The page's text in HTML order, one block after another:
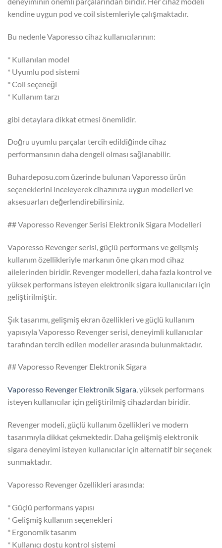
kendine uygun pod ve coil sistemleriyle çalışmaktadır.
Bu nedenle Vaporesso cihaz kullanıcılarının:
* Kullanılan model
* Uyumlu pod sistemi
* Coil seçeneği
* Kullanım tarzı
gibi detaylara dikkat etmesi önemlidir.
Doğru uyumlu parçalar tercih edildiğinde cihaz
performansının daha dengeli olması sağlanabilir.
Buhardeposu.com üzerinde bulunan Vaporesso ürün
seçeneklerini inceleyerek cihazınıza uygun modelleri ve
aksesuarları değerlendirebilirsiniz.
## Vaporesso Revenger Serisi Elektronik Sigara Modelleri
Vaporesso Revenger serisi, güçlü performans ve gelişmiş
kullanım özellikleriyle markanın öne çıkan mod cihaz
ailelerinden biridir. Revenger modelleri, daha fazla kontrol ve
yüksek performans isteyen elektronik sigara kullanıcıları için
geliştirilmiştir.
Şık tasarımı, gelişmiş ekran özellikleri ve güçlü kullanım
yapısıyla Vaporesso Revenger serisi, deneyimli kullanıcılar
tarafından tercih edilen modeller arasında bulunmaktadır.
## Vaporesso Revenger Elektronik Sigara
Vaporesso Revenger Elektronik Sigara, yüksek performans
isteyen kullanıcılar için geliştirilmiş cihazlardan biridir.
Revenger modeli, güçlü kullanım özellikleri ve modern
tasarımıyla dikkat çekmektedir. Daha gelişmiş elektronik
sigara deneyimi isteyen kullanıcılar için alternatif bir seçenek
sunmaktadır.
Vaporesso Revenger özellikleri arasında:
* Güçlü performans yapısı
* Gelişmiş kullanım seçenekleri
* Ergonomik tasarım
* Kullanıcı dostu kontrol sistemi